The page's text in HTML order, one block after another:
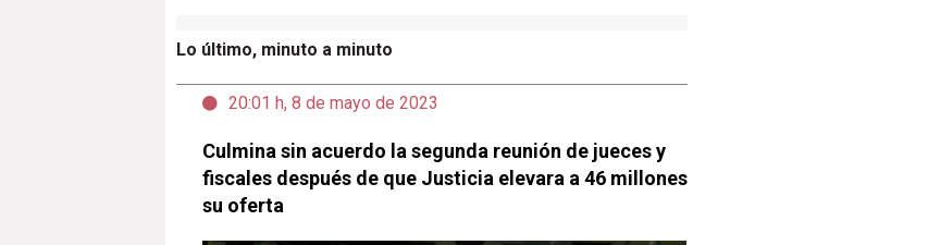
Lo último, minuto a minuto
20:01 h, 8 de mayo de 2023
Culmina sin acuerdo la segunda reunión de jueces y
fiscales después de que Justicia elevara a 46 millones
su oferta